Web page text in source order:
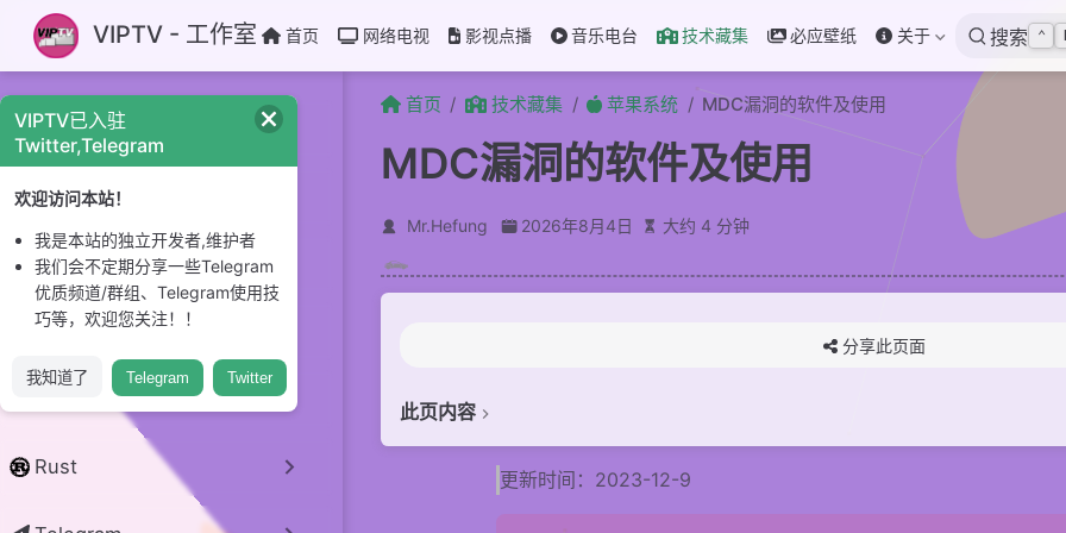
跳至主要內容VIPTV - 工作室 首页 网络电视 影视点播 音乐电台 技术藏集 必应壁纸 关于 搜索 ⌃
CI/CD
GitHub
Linux 系统
开源项目
Rust
首页 技术藏集 苹果系统 MDC漏洞的软件及使用
MDC漏洞的软件及使用
Mr.Hefung 2026年8月4日 大约 4 分钟
分享此页面
此页内容
简介
更新时间：2023-12-9
VIPTV已入驻
Twitter,Telegram
欢迎访问本站！
我是本站的独立开发者,维护者
我们会不定期分享一些Telegram
优质频道/群组、Telegram使用技
巧等，欢迎您关注！！
我知道了 Telegram Twitter